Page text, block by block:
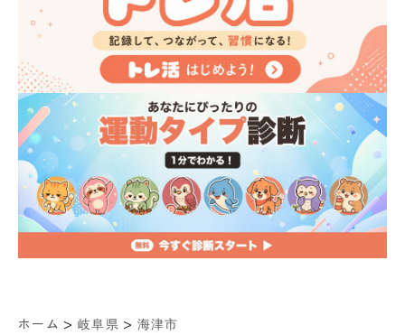
ホーム > 岐阜県 > 海津市